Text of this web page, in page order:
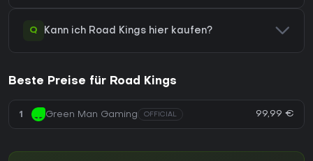
Q Kann ich Road Kings hier kaufen?
Beste Preise für Road Kings
1 Green Man Gaming OFFICIAL 99,99 €